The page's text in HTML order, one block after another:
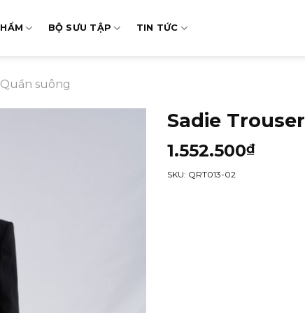
BỘ SƯU TẬP TIN TỨC
Quần suông
Sadie Trouser
1.552.500₫
SKU: QRT013-02